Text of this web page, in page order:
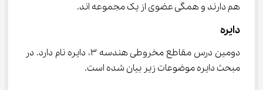
هم دارند و همگی عضوی از یک مجموعه اند.
دایره
دومین درس مقاطع مخروطی هندسه ۳، دایره نام دارد. در
مبحث دایره موضوعات زیر بیان شده است.